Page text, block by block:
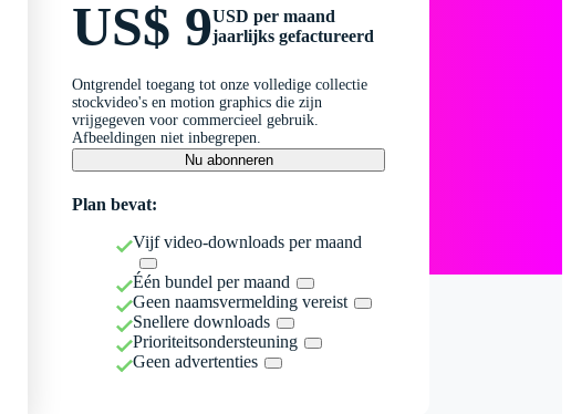
US$ 9USD per maand
jaarlijks gefactureerd
Ontgrendel toegang tot onze volledige collectie
stockvideo's en motion graphics die zijn
vrijgegeven voor commercieel gebruik.
Afbeeldingen niet inbegrepen.
Nu abonneren
Plan bevat:
Vijf video-downloads per maand
Één bundel per maand
Geen naamsvermelding vereist
Snellere downloads
Prioriteitsondersteuning
Geen advertenties